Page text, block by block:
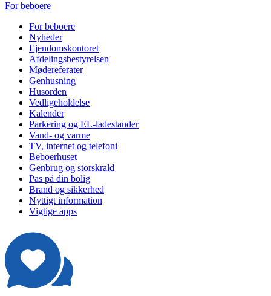
For beboere
For beboere
Nyheder
Ejendomskontoret
Afdelingsbestyrelsen
Mødereferater
Genhusning
Husorden
Vedligeholdelse
Kalender
Parkering og EL-ladestander
Vand- og varme
TV, internet og telefoni
Beboerhuset
Genbrug og storskrald
Pas på din bolig
Brand og sikkerhed
Nyttigt information
Vigtige apps